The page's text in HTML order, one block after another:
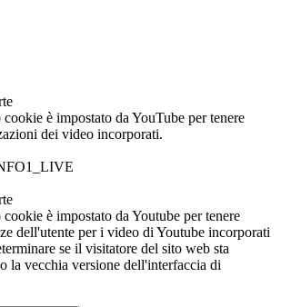
cookie è impostato da YouTube per tenere
dei video incorporati.
cookie è impostato da Youtube per tenere
dell'utente per i video di Youtube incorporati
se il visitatore del sito web sta
la vecchia versione dell'interfaccia di